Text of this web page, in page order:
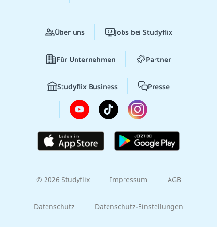
Über uns Jobs bei Studyflix
Für Unternehmen Partner
Studyflix Business Presse
© 2026 Studyflix Impressum AGB
Datenschutz Datenschutz-Einstellungen